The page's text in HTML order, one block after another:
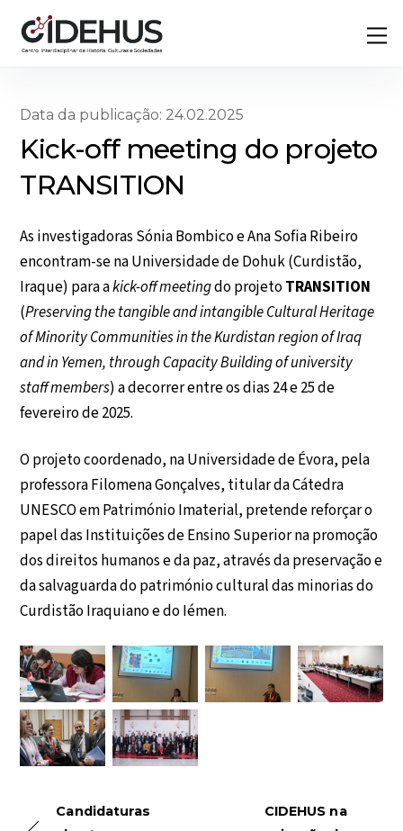
content
Data da publicação: 24.02.2025
Kick-off meeting do projeto
TRANSITION
As investigadoras Sónia Bombico e Ana Sofia Ribeiro
encontram-se na Universidade de Dohuk (Curdistão,
Iraque) para akick-off meetingdo projetoTRANSITION
(Preserving the tangible and intangible Cultural Heritage
of Minority Communities in the Kurdistan region of Iraq
and in Yemen, through Capacity Building of university
staff members) a decorrer entre os dias 24 e 25 de
fevereiro de 2025.
O projeto coordenado, na Universidade de Évora, pela
professora Filomena Gonçalves, titular da Cátedra
UNESCO em Património Imaterial, pretende reforçar o
papel das Instituições de Ensino Superior na promoção
dos direitos humanos e da paz, através da preservação e
da salvaguarda do património cultural das minorias do
Curdistão Iraquiano e do Iémen.
Candidaturas
CIDEHUS na